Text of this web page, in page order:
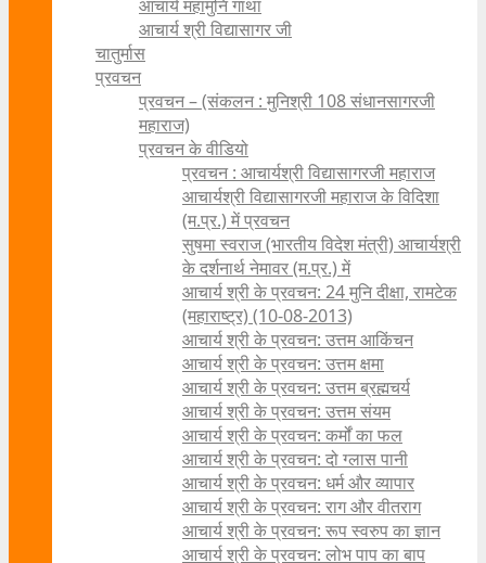
आचार्य महामुनि गाथा
आचार्य श्री विद्यासागर जी
चातुर्मास
प्रवचन
प्रवचन – (संकलन : मुनिश्री 108 संधानसागरजी
महाराज)
प्रवचन के वीडियो
प्रवचन : आचार्यश्री ‍विद्यासागरजी महाराज
आचार्यश्री विद्यासागरजी महाराज के विदिशा
(म.प्र.) में प्रवचन
सुषमा स्वराज (भारतीय विदेश मंत्री) आचार्यश्री
के दर्शनार्थ नेमावर (म.प्र.) में
आचार्य श्री के प्रवचन: 24 मुनि दीक्षा, रामटेक
(महाराष्ट्र) (10-08-2013)
आचार्य श्री के प्रवचन: उत्तम आकिंचन
आचार्य श्री के प्रवचन: उत्तम क्षमा
आचार्य श्री के प्रवचन: उत्तम ब्रह्मचर्य
आचार्य श्री के प्रवचन: उत्तम संयम
आचार्य श्री के प्रवचन: कर्मों का फल
आचार्य श्री के प्रवचन: दो ग्लास पानी
आचार्य श्री के प्रवचन: धर्म और व्यापार
आचार्य श्री के प्रवचन: राग और वीतराग
आचार्य श्री के प्रवचन: रूप स्वरुप का ज्ञान
आचार्य श्री के प्रवचन: लोभ पाप का बाप